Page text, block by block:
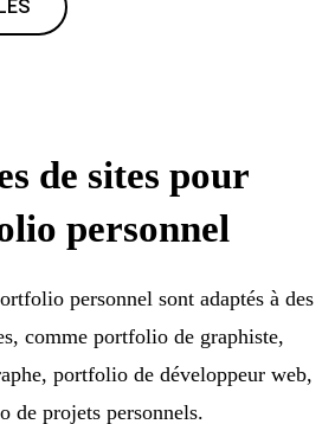
de sites pour
personnel
personnel sont adaptés à des
comme portfolio de graphiste,
portfolio de développeur web,
de projets personnels.